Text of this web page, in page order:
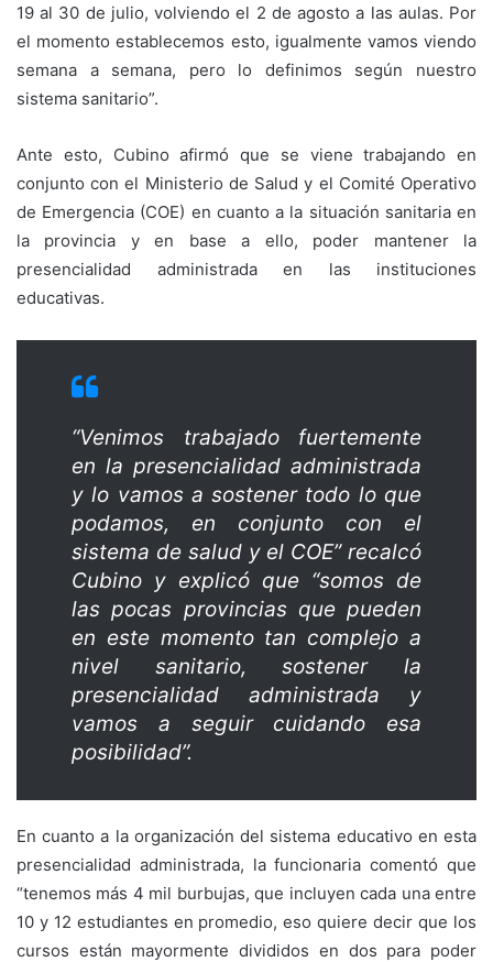
19 al 30 de julio, volviendo el 2 de agosto a las aulas. Por
el momento establecemos esto, igualmente vamos viendo
semana a semana, pero lo definimos según nuestro
sistema sanitario”.
Ante esto, Cubino afirmó que se viene trabajando en
conjunto con el Ministerio de Salud y el Comité Operativo
de Emergencia (COE) en cuanto a la situación sanitaria en
la provincia y en base a ello, poder mantener la
presencialidad administrada en las instituciones
educativas.
“Venimos trabajado fuertemente
en la presencialidad administrada
y lo vamos a sostener todo lo que
podamos, en conjunto con el
sistema de salud y el COE” recalcó
Cubino y explicó que “somos de
las pocas provincias que pueden
en este momento tan complejo a
nivel sanitario, sostener la
presencialidad administrada y
vamos a seguir cuidando esa
posibilidad”.
En cuanto a la organización del sistema educativo en esta
presencialidad administrada, la funcionaria comentó que
“tenemos más 4 mil burbujas, que incluyen cada una entre
10 y 12 estudiantes en promedio, eso quiere decir que los
cursos están mayormente divididos en dos para poder